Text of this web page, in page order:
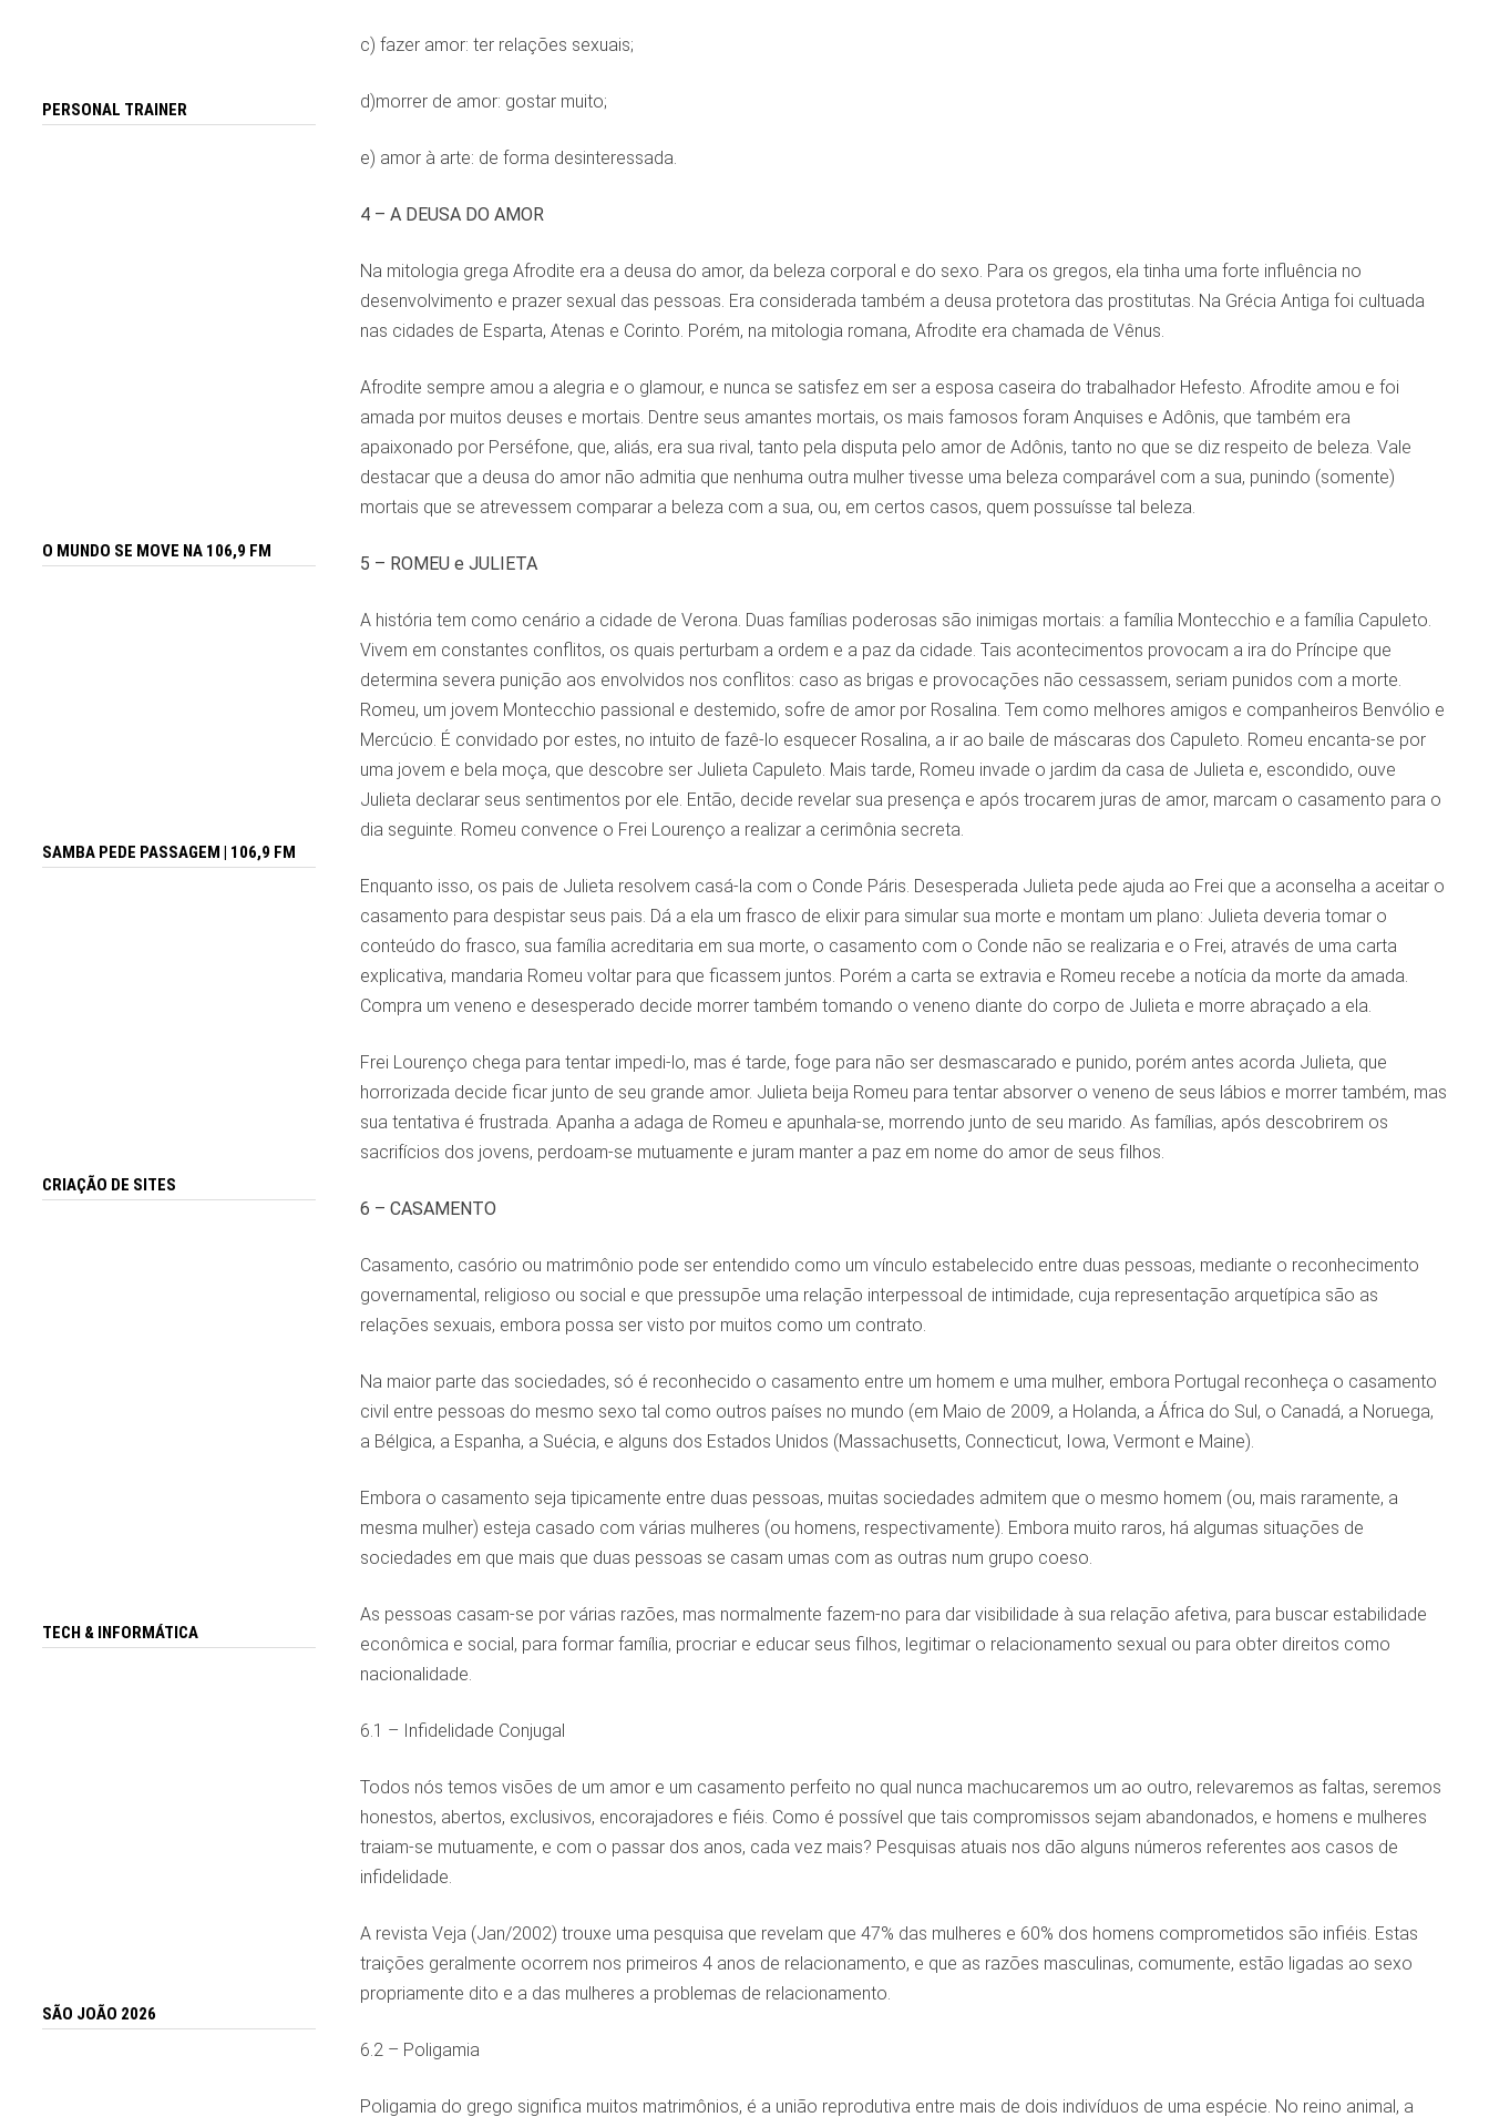
c) fazer amor: ter relações sexuais;
d)morrer de amor: gostar muito;
e) amor à arte: de forma desinteressada.
4 – A DEUSA DO AMOR
Na mitologia grega Afrodite era a deusa do amor, da beleza corporal e do sexo. Para os gregos, ela tinha uma forte influência no
desenvolvimento e prazer sexual das pessoas. Era considerada também a deusa protetora das prostitutas. Na Grécia Antiga foi cultuada
nas cidades de Esparta, Atenas e Corinto. Porém, na mitologia romana, Afrodite era chamada de Vênus.
Afrodite sempre amou a alegria e o glamour, e nunca se satisfez em ser a esposa caseira do trabalhador Hefesto. Afrodite amou e foi
amada por muitos deuses e mortais. Dentre seus amantes mortais, os mais famosos foram Anquises e Adônis, que também era
apaixonado por Perséfone, que, aliás, era sua rival, tanto pela disputa pelo amor de Adônis, tanto no que se diz respeito de beleza. Vale
destacar que a deusa do amor não admitia que nenhuma outra mulher tivesse uma beleza comparável com a sua, punindo (somente)
mortais que se atrevessem comparar a beleza com a sua, ou, em certos casos, quem possuísse tal beleza.
5 – ROMEU e JULIETA
A história tem como cenário a cidade de Verona. Duas famílias poderosas são inimigas mortais: a família Montecchio e a família Capuleto.
Vivem em constantes conflitos, os quais perturbam a ordem e a paz da cidade. Tais acontecimentos provocam a ira do Príncipe que
determina severa punição aos envolvidos nos conflitos: caso as brigas e provocações não cessassem, seriam punidos com a morte.
Romeu, um jovem Montecchio passional e destemido, sofre de amor por Rosalina. Tem como melhores amigos e companheiros Benvólio e
Mercúcio. É convidado por estes, no intuito de fazê-lo esquecer Rosalina, a ir ao baile de máscaras dos Capuleto. Romeu encanta-se por
uma jovem e bela moça, que descobre ser Julieta Capuleto. Mais tarde, Romeu invade o jardim da casa de Julieta e, escondido, ouve
Julieta declarar seus sentimentos por ele. Então, decide revelar sua presença e após trocarem juras de amor, marcam o casamento para o
dia seguinte. Romeu convence o Frei Lourenço a realizar a cerimônia secreta.
Enquanto isso, os pais de Julieta resolvem casá-la com o Conde Páris. Desesperada Julieta pede ajuda ao Frei que a aconselha a aceitar o
casamento para despistar seus pais. Dá a ela um frasco de elixir para simular sua morte e montam um plano: Julieta deveria tomar o
conteúdo do frasco, sua família acreditaria em sua morte, o casamento com o Conde não se realizaria e o Frei, através de uma carta
explicativa, mandaria Romeu voltar para que ficassem juntos. Porém a carta se extravia e Romeu recebe a notícia da morte da amada.
Compra um veneno e desesperado decide morrer também tomando o veneno diante do corpo de Julieta e morre abraçado a ela.
Frei Lourenço chega para tentar impedi-lo, mas é tarde, foge para não ser desmascarado e punido, porém antes acorda Julieta, que
horrorizada decide ficar junto de seu grande amor. Julieta beija Romeu para tentar absorver o veneno de seus lábios e morrer também, mas
sua tentativa é frustrada. Apanha a adaga de Romeu e apunhala-se, morrendo junto de seu marido. As famílias, após descobrirem os
sacrifícios dos jovens, perdoam-se mutuamente e juram manter a paz em nome do amor de seus filhos.
6 – CASAMENTO
Casamento, casório ou matrimônio pode ser entendido como um vínculo estabelecido entre duas pessoas, mediante o reconhecimento
governamental, religioso ou social e que pressupõe uma relação interpessoal de intimidade, cuja representação arquetípica são as
relações sexuais, embora possa ser visto por muitos como um contrato.
Na maior parte das sociedades, só é reconhecido o casamento entre um homem e uma mulher, embora Portugal reconheça o casamento
civil entre pessoas do mesmo sexo tal como outros países no mundo (em Maio de 2009, a Holanda, a África do Sul, o Canadá, a Noruega,
a Bélgica, a Espanha, a Suécia, e alguns dos Estados Unidos (Massachusetts, Connecticut, Iowa, Vermont e Maine).
Embora o casamento seja tipicamente entre duas pessoas, muitas sociedades admitem que o mesmo homem (ou, mais raramente, a
mesma mulher) esteja casado com várias mulheres (ou homens, respectivamente). Embora muito raros, há algumas situações de
sociedades em que mais que duas pessoas se casam umas com as outras num grupo coeso.
As pessoas casam-se por várias razões, mas normalmente fazem-no para dar visibilidade à sua relação afetiva, para buscar estabilidade
econômica e social, para formar família, procriar e educar seus filhos, legitimar o relacionamento sexual ou para obter direitos como
nacionalidade.
6.1 – Infidelidade Conjugal
Todos nós temos visões de um amor e um casamento perfeito no qual nunca machucaremos um ao outro, relevaremos as faltas, seremos
honestos, abertos, exclusivos, encorajadores e fiéis. Como é possível que tais compromissos sejam abandonados, e homens e mulheres
traiam-se mutuamente, e com o passar dos anos, cada vez mais? Pesquisas atuais nos dão alguns números referentes aos casos de
infidelidade.
A revista Veja (Jan/2002) trouxe uma pesquisa que revelam que 47% das mulheres e 60% dos homens comprometidos são infiéis. Estas
traições geralmente ocorrem nos primeiros 4 anos de relacionamento, e que as razões masculinas, comumente, estão ligadas ao sexo
propriamente dito e a das mulheres a problemas de relacionamento.
6.2 – Poligamia
Poligamia do grego significa muitos matrimônios, é a união reprodutiva entre mais de dois indivíduos de uma espécie. No reino animal, a
PERSONAL TRAINER
O MUNDO SE MOVE NA 106,9 FM
SAMBA PEDE PASSAGEM | 106,9 FM
CRIAÇÃO DE SITES
TECH & INFORMÁTICA
SÃO JOÃO 2026